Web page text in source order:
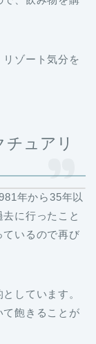
ゾート気分を
チュアリ
年から35年以
に行ったこと
ているので再び
しています。
飽きることが